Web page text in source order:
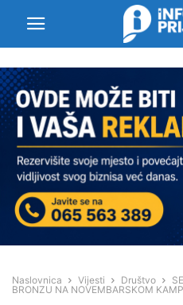
Naslovnica Vijesti Društvo
BRONZU NA NOVEMBARSKOM